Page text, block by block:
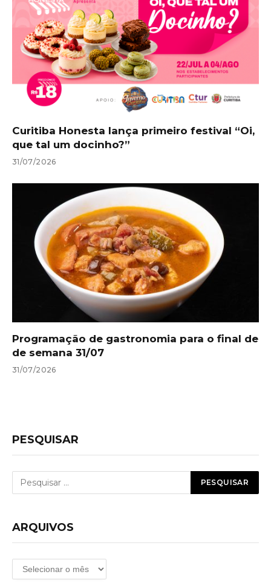
Curitiba Honesta lança primeiro festival “Oi,
que tal um docinho?”
31/07/2026
Programação de gastronomia para o final de
de semana 31/07
31/07/2026
PESQUISAR
ARQUIVOS
Arquivos